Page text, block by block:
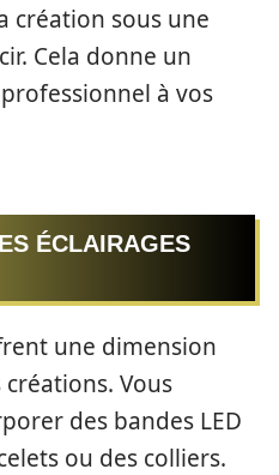
création sous une
Cela donne un
à vos
ÉCLAIRAGES
une dimension
Vous
des bandes LED
ou des colliers.